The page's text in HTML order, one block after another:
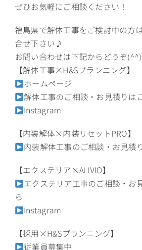
ぜひお気軽にご相談ください！
福島県で解体工事をご検討中の方
合せ下さい♪
お問い合わせは下記からどうぞ(^^)
【解体工事×H&Sプランニング】
ホームページ
解体工事のご相談・お見積りは
Instagram
【内装解体×内装リセットPRO】
内装解体工事のご相談・お見積
【エクステリア×ALIVIO】
エクステリア工事のご相談・お
ら
Instagram
【採用×H&Sプランニング】
従業員募集中